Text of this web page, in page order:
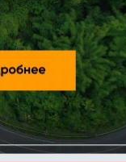
ПОТРЕБИТЕЛЯ